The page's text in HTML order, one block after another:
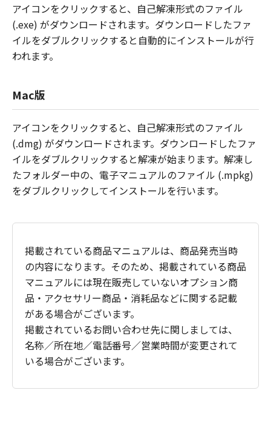
アイコンをクリックすると、自己解凍形式のファイル
(.exe) がダウンロードされます。ダウンロードしたファ
イルをダブルクリックすると自動的にインストールが行
われます。
Mac版
アイコンをクリックすると、自己解凍形式のファイル
(.dmg) がダウンロードされます。ダウンロードしたファ
イルをダブルクリックすると解凍が始まります。解凍し
たフォルダー中の、電子マニュアルのファイル (.mpkg)
をダブルクリックしてインストールを行います。
掲載されている商品マニュアルは、商品発売当時
の内容になります。そのため、掲載されている商品
マニュアルには現在販売していないオプション商
品・アクセサリー商品・消耗品などに関する記載
がある場合がございます。
掲載されているお問い合わせ先に関しましては、
名称／所在地／電話番号／営業時間が変更されて
いる場合がございます。